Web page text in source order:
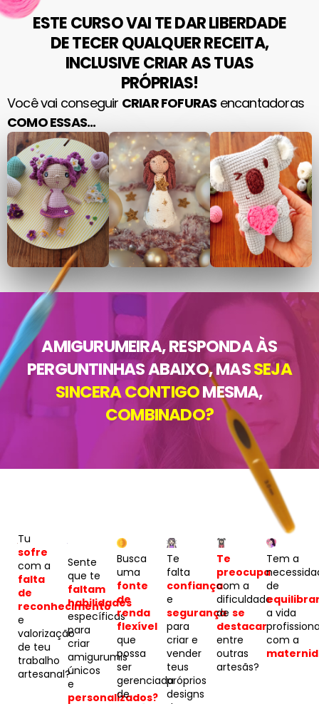
ESTE CURSO VAI TE DARLIBERDADE
DE TECER QUALQUER RECEITA,
INCLUSIVECRIAR AS TUAS
PRÓPRIAS!
Você vai conseguir CRIAR FOFURAS encantadoras
COMO ESSAS...
AMIGURUMEIRA, RESPONDA ÀS
PERGUNTINHAS ABAIXO, MASSEJA
SINCERA CONTIGOMESMA,
COMBINADO?
Tu
sofre
com a
falta
de
reconhecimento
e
valorização
de teu
trabalho
artesanal?
Sente
que te
faltam
habilidades
específicas
para
criar
amigurumis
únicos
e
personalizados?
Busca
uma
fonte
de
renda
flexível
que
possa
ser
gerenciada
de
Te
falta
confiança
e
segurança
para
criar e
vender
teus
próprios
designs
Te
preocupa
com a
dificuldade
de se
destacar
entre
outras
artesãs?
Tem a
de
a vida
com a